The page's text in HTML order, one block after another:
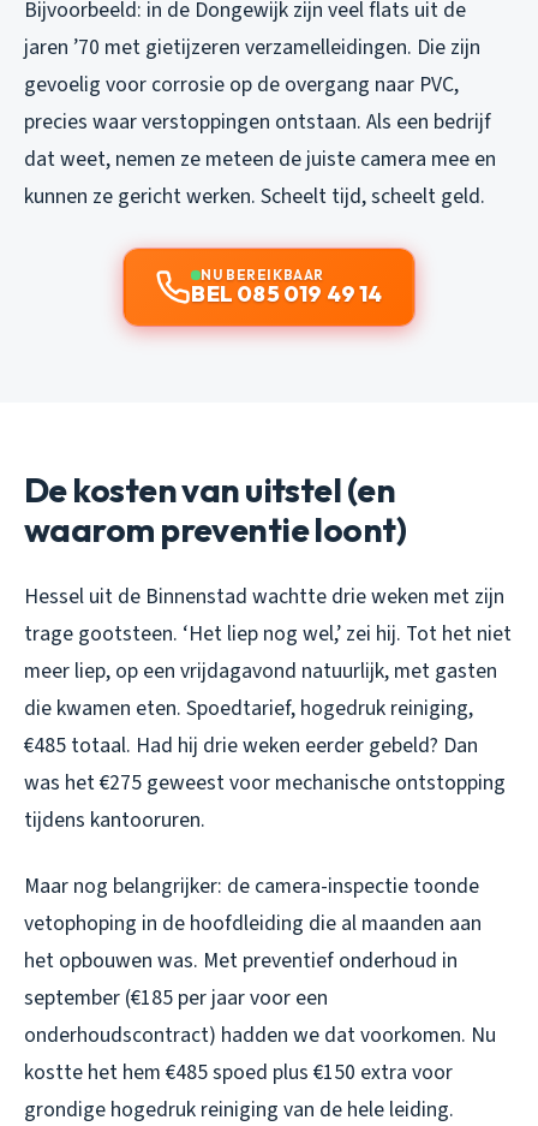
Bijvoorbeeld: in de Dongewijk zijn veel flats uit de
jaren ’70 met gietijzeren verzamelleidingen. Die zijn
gevoelig voor corrosie op de overgang naar PVC,
precies waar verstoppingen ontstaan. Als een bedrijf
dat weet, nemen ze meteen de juiste camera mee en
kunnen ze gericht werken. Scheelt tijd, scheelt geld.
NU BEREIKBAAR
BEL 085 019 49 14
De kosten van uitstel (en
waarom preventie loont)
Hessel uit de Binnenstad wachtte drie weken met zijn
trage gootsteen. ‘Het liep nog wel,’ zei hij. Tot het niet
meer liep, op een vrijdagavond natuurlijk, met gasten
die kwamen eten. Spoedtarief, hogedruk reiniging,
€485 totaal. Had hij drie weken eerder gebeld? Dan
was het €275 geweest voor mechanische ontstopping
tijdens kantooruren.
Maar nog belangrijker: de camera-inspectie toonde
vetophoping in de hoofdleiding die al maanden aan
het opbouwen was. Met preventief onderhoud in
september (€185 per jaar voor een
onderhoudscontract) hadden we dat voorkomen. Nu
kostte het hem €485 spoed plus €150 extra voor
grondige hogedruk reiniging van de hele leiding.